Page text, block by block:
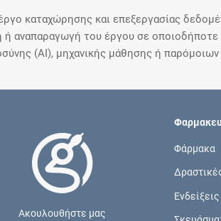
καταχώρησης και επεξεργασίας
ή αναπαραγωγή του έργου σε
(AI), μηχανικής μάθησης ή
Ακουλουθήστε μας
Φάρμακα